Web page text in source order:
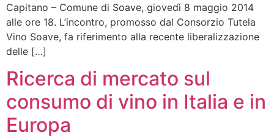
Capitano – Comune di Soave, giovedì 8 maggio 2014
alle ore 18. L’incontro, promosso dal Consorzio Tutela
Vino Soave, fa riferimento alla recente liberalizzazione
delle […]
Ricerca di mercato sul
consumo di vino in Italia e in
Europa